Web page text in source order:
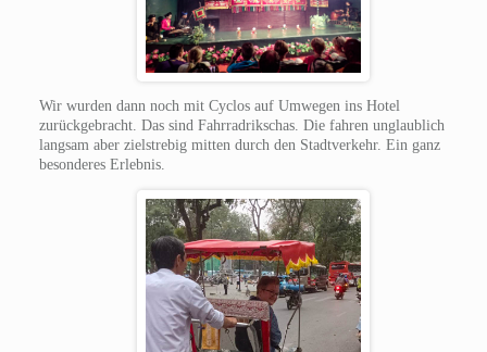
Wir wurden dann noch mit Cyclos auf Umwegen ins Hotel
zurückgebracht. Das sind Fahrradrikschas. Die fahren unglaublich
langsam aber zielstrebig mitten durch den Stadtverkehr. Ein ganz
besonderes Erlebnis.